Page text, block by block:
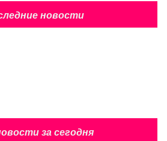
новости
за сегодня